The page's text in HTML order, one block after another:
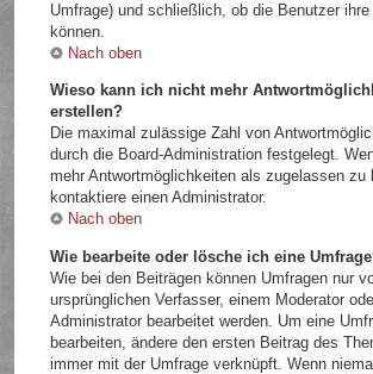
Umfrage) und schließlich, ob die Benutzer
können.
Nach oben
Wieso kann ich nicht mehr
erstellen?
Die maximal zulässige Zahl von
durch die Board-Administration festgelegt.
mehr Antwortmöglichkeiten als zugelassen zu
kontaktiere einen Administrator.
Nach oben
Wie bearbeite oder lösche ich eine
Wie bei den Beiträgen können Umfragen nur
ursprünglichen Verfasser, einem Moderator
Administrator bearbeitet werden. Um eine
bearbeiten, ändere den ersten Beitrag des
immer mit der Umfrage verknüpft. Wenn